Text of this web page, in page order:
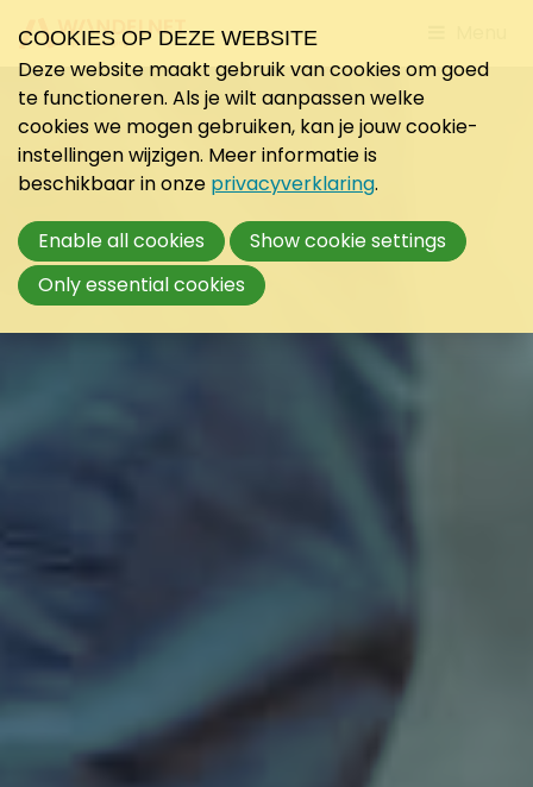
to
COOKIES OP DEZE WEBSITE
Deze website maakt gebruik van cookies om goed
te functioneren. Als je wilt aanpassen welke
cookies we mogen gebruiken, kan je jouw cookie-
instellingen wijzigen. Meer informatie is
beschikbaar in onze privacyverklaring.
Enable all cookies
Show cookie settings
Only essential cookies